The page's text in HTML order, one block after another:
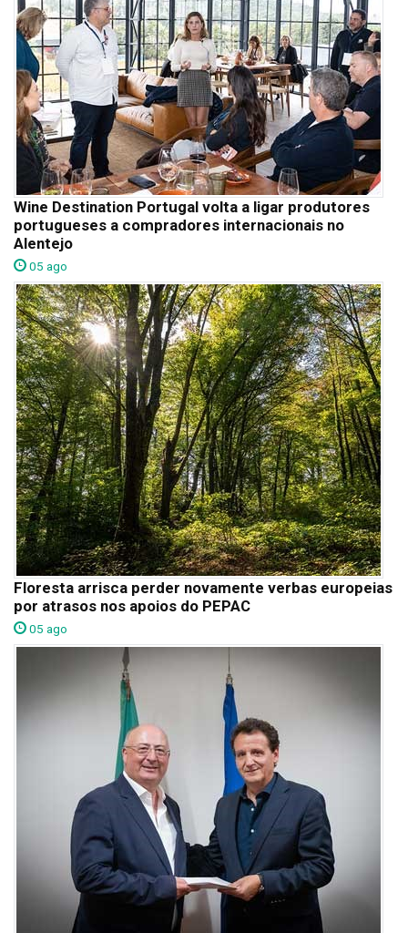
Wine Destination Portugal volta a ligar produtores
portugueses a compradores internacionais no
Alentejo
05 ago
Floresta arrisca perder novamente verbas europeias
por atrasos nos apoios do PEPAC
05 ago